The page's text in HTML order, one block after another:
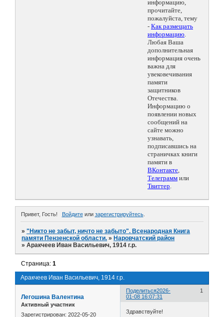
информацию,
прочитайте,
пожалуйста, тему
- Как размещать
информацию.
Любая Ваша
дополнительная
информация очень
важна для
увековечивания
памяти
защитников
Отечества.
Информацию о
появлении новых
сообщений на
сайте можно
узнавать,
подписавшись на
страничках книги
памяти в
ВКонтакте,
Телеграмм или
Твиттер.
Привет, Гость! Войдитеили зарегистрируйтесь.
»"Никто не забыт, ничто не забыто". Всенародная Книга
памяти Пензенской области. » Наровчатский район
»Аракчеев Иван Васильевич, 1914 г.р.
Аракчеев Иван Васильевич, 1914 г.р.
Страница:1
Поделиться 1
2026-
01-08 16:07:31
Легошина Валентина
Активный участник
Зарегистрирован: 2022-05-20 Здравствуйте!